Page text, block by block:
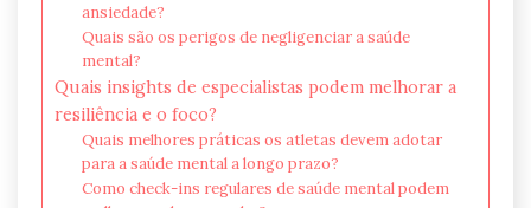
ansiedade?
Quais são os perigos de negligenciar a saúde
mental?
Quais insights de especialistas podem melhorar a
resiliência e o foco?
Quais melhores práticas os atletas devem adotar
para a saúde mental a longo prazo?
Como check-ins regulares de saúde mental podem